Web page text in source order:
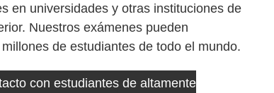
en universidades y otras instituciones de
Nuestros exámenes pueden
de estudiantes de todo el mundo.
con estudiantes de altamente